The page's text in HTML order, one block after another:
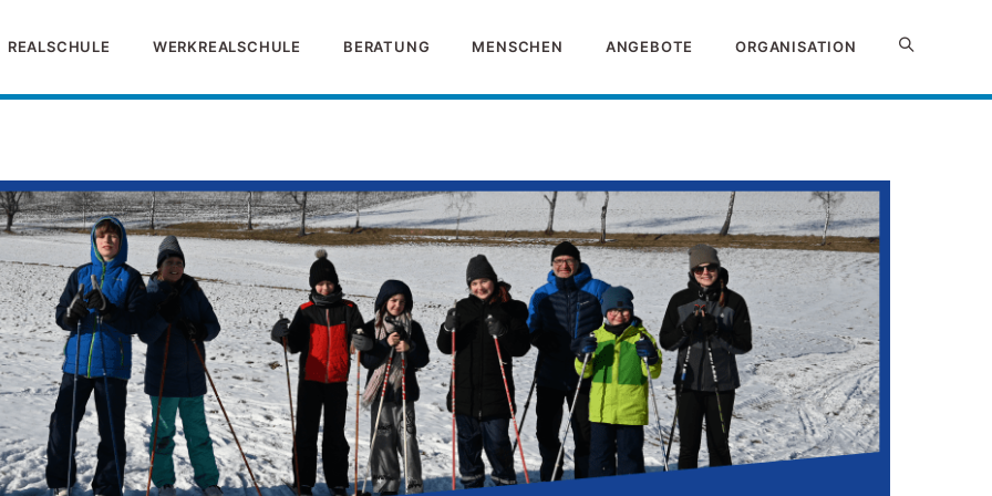
REALSCHULE WERKREALSCHULE BERATUNG MENSCHEN ANGEBOTE ORGANISATION Website-